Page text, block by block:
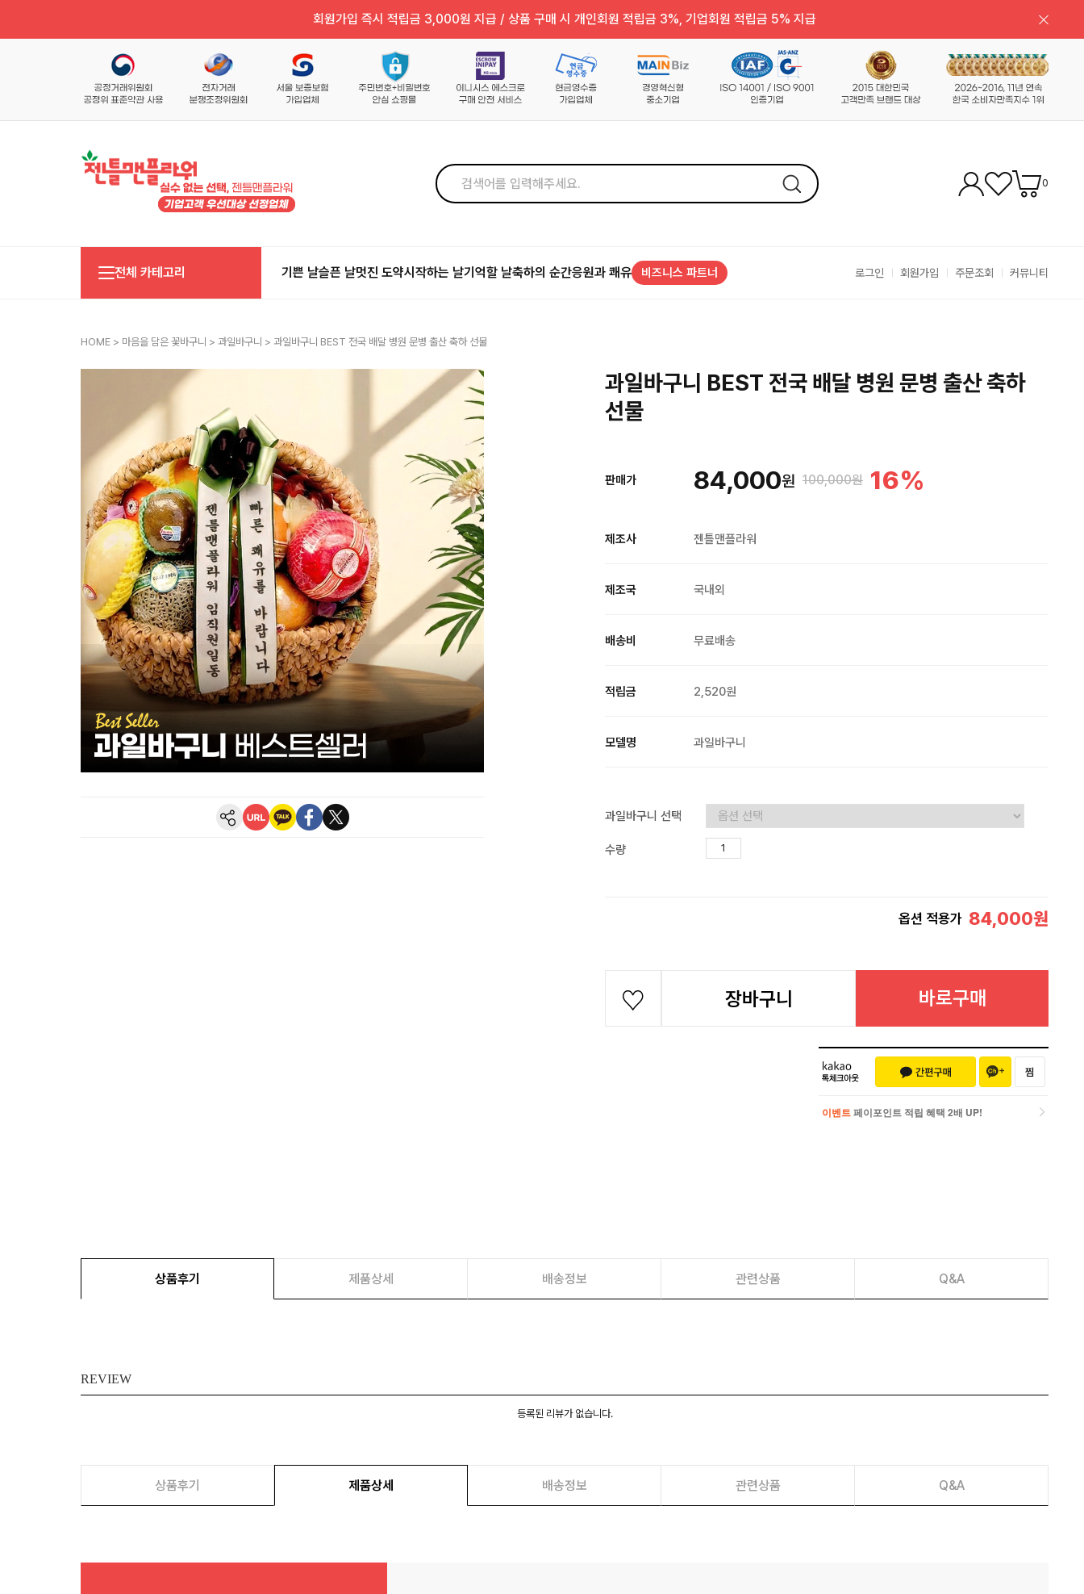
회원가입 즉시 적립금 3,000원 지급 / 상품 구매 시 개인회원 적립금 3%, 기업회원 적립금 5% 지급
0
전체 카테고리 기쁜 날슬픈 날멋진 도약시작하는 날기억할 날축하의 순간응원과 쾌유 비즈니스 파트너 로그인 회원가입 주문조회 커뮤니티
HOME > 마음을 담은 꽃바구니 > 과일바구니 > 과일바구니 BEST 전국 배달 병원 문병 출산 축하 선물
과일바구니 BEST 전국 배달 병원 문병 출산 축하
선물
판매가 84,000원 100,000원 16%
제조사 젠틀맨플라워
제조국 국내외
배송비 무료배송
적립금 2,520원
모델명 과일바구니
과일바구니 선택
수량
옵션 적용가 84,000원
장바구니 바로구매
이벤트 페이포인트 적립 혜택 2배 UP!
상품후기 제품상세 배송정보 관련상품 Q&A
REVIEW
등록된 리뷰가 없습니다.
상품후기 제품상세 배송정보 관련상품 Q&A